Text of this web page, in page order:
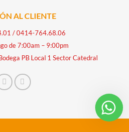
AL CLIENTE
/0414-764.68.06
de 7:00am – 9:00pm
PB Local 1 Sector Catedral